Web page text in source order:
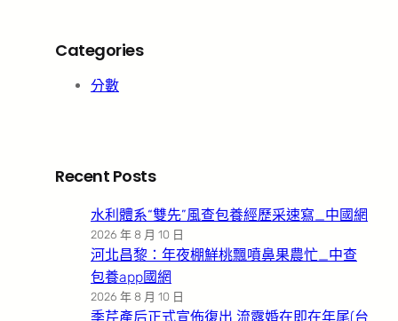
Categories
分數
Recent Posts
水利體系“雙先”風查包養經歷采速寫_中國網
2026 年 8 月 10 日
河北昌黎：年夜棚鮮桃飄噴鼻果農忙_中查
包養app國網
2026 年 8 月 10 日
季芹產后正式宣佈復出 流露婚在即在年尾(台